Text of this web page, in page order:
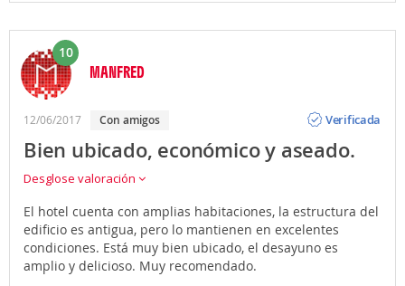
10
MANFRED
12/06/2017 con amigos
Verificada
Bien ubicado, económico y aseado.
Desglose valoración
El hotel cuenta con amplias habitaciones, la estructura del
edificio es antigua, pero lo mantienen en excelentes
condiciones. Está muy bien ubicado, el desayuno es
amplio y delicioso. Muy recomendado.